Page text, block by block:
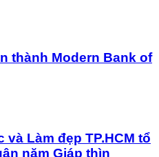
thành Modern Bank of
và Làm đẹp TP.HCM tổ
năm Giáp thìn